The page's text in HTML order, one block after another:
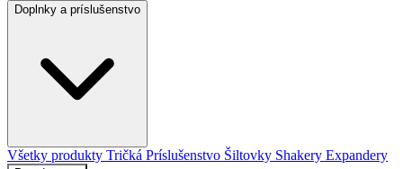
Doplnky a príslušenstvo
Všetky produkty Tričká Príslušenstvo Šiltovky Shakery Expandery